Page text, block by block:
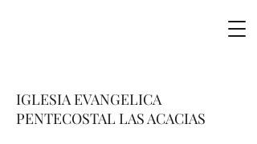
IGLESIA EVANGELICA
PENTECOSTAL LAS ACACIAS